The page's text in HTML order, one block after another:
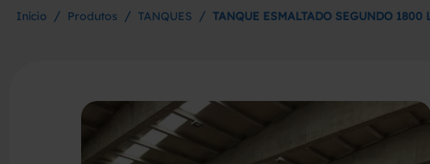
Início / Produtos / TANQUES / TANQUE ESMALTADO SEGUNDO 1800